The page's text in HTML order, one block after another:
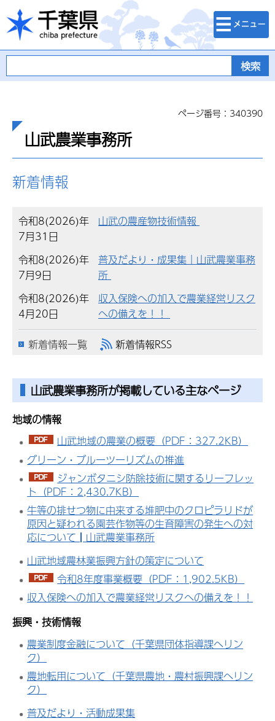
千葉県
検索・メニュ
ー
ページ番号：340390
山武農業事務所
新着情報
令和8(2026)年
7月31日
山武の農産物技術情報
令和8(2026)年
7月9日
普及だより・成果集｜山武農業事務
所
令和8(2026)年
4月20日
収入保険への加入で農業経営リスク
への備えを！！
新着情報一覧
新着情報RSS
山武農業事務所が掲載している主なページ
地域の情報
山武地域の農業の概要（PDF：327.2KB）
グリーン・ブルーツーリズムの推進
ジャンボタニシ防除技術に関するリーフレッ
ト（PDF：2,430.7KB）
牛等の排せつ物に由来する堆肥中のクロピラリドが
原因と疑われる園芸作物等の生育障害の発生への対
応について┃山武農業事務所
山武地域農林業振興方針の策定について
令和8年度事業概要（PDF：1,902.5KB）
収入保険への加入で農業経営リスクへの備えを！！
振興・技術情報
農業制度金融について（千葉県団体指導課へリン
ク）
農地転用について（千葉県農地・農村振興課へリン
ク）
普及だより・活動成果集